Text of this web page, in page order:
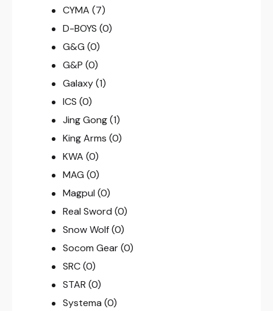
CYMA (7)
D-BOYS (0)
G&G (0)
G&P (0)
Galaxy (1)
ICS (0)
Jing Gong (1)
King Arms (0)
KWA (0)
MAG (0)
Magpul (0)
Real Sword (0)
Snow Wolf (0)
Socom Gear (0)
SRC (0)
STAR (0)
Systema (0)